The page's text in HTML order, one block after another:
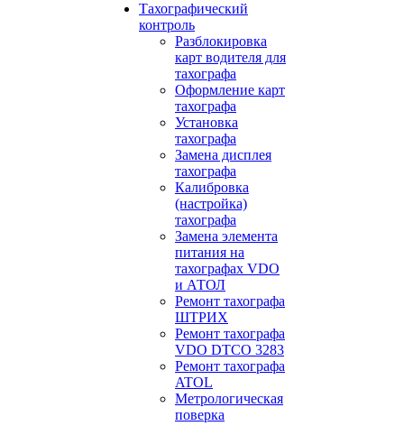
Тахографический
контроль
Разблокировка
карт водителя для
тахографа
Оформление карт
тахографа
Установка
тахографа
Замена дисплея
тахографа
Калибровка
(настройка)
тахографа
Замена элемента
питания на
тахографах VDO
и АТОЛ
Ремонт тахографа
ШТРИХ
Ремонт тахографа
VDO DTCO 3283
Ремонт тахографа
ATOL
Метрологическая
поверка